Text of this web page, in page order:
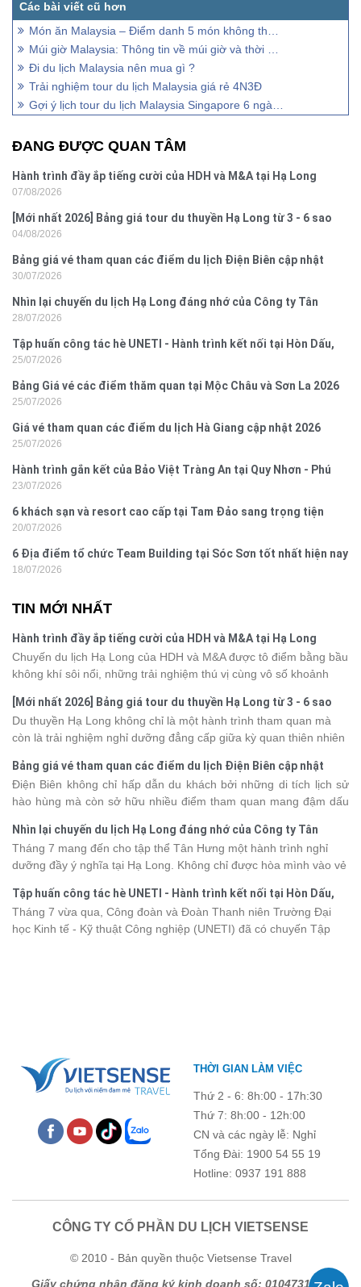
Món ăn Malaysia – Điểm danh 5 món không thể bỏ qua
Múi giờ Malaysia: Thông tin về múi giờ và thời gian hiện tại
Đi du lịch Malaysia nên mua gì ?
Trải nghiệm tour du lịch Malaysia giá rẻ 4N3Đ
Gợi ý lịch tour du lịch Malaysia Singapore 6 ngày 5 đêm
ĐANG ĐƯỢC QUAN TÂM
Hành trình đầy ắp tiếng cười của HDH và M&A tại Hạ Long
07/08/2026
[Mới nhất 2026] Bảng giá tour du thuyền Hạ Long từ 3 - 6 sao
04/08/2026
Bảng giá vé tham quan các điểm du lịch Điện Biên cập nhật
2026
30/07/2026
Nhìn lại chuyến du lịch Hạ Long đáng nhớ của Công ty Tân
Hưng 2026
28/07/2026
Tập huấn công tác hè UNETI - Hành trình kết nối tại Hòn Dấu,
Đồ Sơn
25/07/2026
Bảng Giá vé các điểm thăm quan tại Mộc Châu và Sơn La 2026
25/07/2026
Giá vé tham quan các điểm du lịch Hà Giang cập nhật 2026
25/07/2026
Hành trình gắn kết của Bảo Việt Tràng An tại Quy Nhơn - Phú
Yên
23/07/2026
6 khách sạn và resort cao cấp tại Tam Đảo sang trọng tiện
nghi
20/07/2026
6 Địa điểm tổ chức Team Building tại Sóc Sơn tốt nhất hiện nay
18/07/2026
TIN MỚI NHẤT
Hành trình đầy ắp tiếng cười của HDH và M&A tại Hạ Long
Chuyến du lịch Hạ Long của HDH và M&A được tô điểm bằng bầu
không khí sôi nổi, những trải nghiệm thú vị cùng vô số khoảnh
phút giây đồng hành bên nhau, tất cả đã tạo nên một chuyến đi
tràn đầy cảm xúc và dấu ấn khó quên.
[Mới nhất 2026] Bảng giá tour du thuyền Hạ Long từ 3 - 6 sao
Du thuyền Hạ Long không chỉ là một hành trình tham quan mà
còn là trải nghiệm nghỉ dưỡng đẳng cấp giữa kỳ quan thiên nhiên
khác nhau, khiến nhiều du khách băn khoăn khi lựa chọn. Bài viết
dưới đây sẽ cập nhật bảng giá tour du thuyền Hạ Long mới nhất
2026 từ 3 - 6 sao, giúp bạn dễ dàng so sánh và tìm được hành
trình phù hợp với nhu cầu cũng như ngân sách.
Bảng giá vé tham quan các điểm du lịch Điện Biên cập nhật
2026
Điện Biên không chỉ hấp dẫn du khách bởi những di tích lịch sử
hào hùng mà còn sở hữu nhiều điểm tham quan mang đậm dấu
phá vùng đất này, việc cập nhật trước giá vé sẽ giúp bạn chủ
động hơn trong lịch trình và chi phí. Cùng Vietsense Travel tham
khảo bảng giá vé tham quan các điểm du lịch Điện Biênmới nhất
năm 2026 ngay dưới đây.
Nhìn lại chuyến du lịch Hạ Long đáng nhớ của Công ty Tân
Hưng 2026
Tháng 7 mang đến cho tập thể Tân Hưng một hành trình nghỉ
dưỡng đầy ý nghĩa tại Hạ Long. Không chỉ được hòa mình vào vẻ
kết, sẻ chia và lưu giữ nhiều khoảnh khắc đáng nhớ. Hãy cùng
nhìn lại chuyến đi ngập tràn niềm vui và những trải nghiệm khó
quên.
Tập huấn công tác hè UNETI - Hành trình kết nối tại Hòn Dấu,
Đồ Sơn
Tháng 7 vừa qua, Công đoàn và Đoàn Thanh niên Trường Đại
học Kinh tế - Kỹ thuật Công nghiệp (UNETI) đã có chuyến Tập
THỜI GIAN LÀM VIỆC
Thứ 2 - 6: 8h:00 - 17h:30
Thứ 7: 8h:00 - 12h:00
CN và các ngày lễ: Nghỉ
Tổng Đài: 1900 54 55 19
Hotline: 0937 191 888
CÔNG TY CỔ PHẦN DU LỊCH VIETSENSE
© 2010 - Bản quyền thuộc Vietsense Travel
Giấy chứng nhận đăng ký kinh doanh số: 0104731205